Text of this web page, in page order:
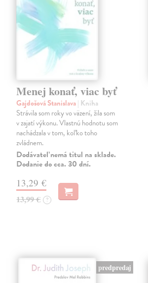
Menej konať, viac byť
Gajdošová Stanislava| Kniha
Strávila som roky vo väzení, žila som
v zajatí výkonu. Vlastnú hodnotu som
nachádzala v tom, koľko toho
zvládnem.
Dodávateľ nemá titul na sklade.
Dodanie do cca. 30 dní.
13,29 €
13,99 € ?
predpredaj